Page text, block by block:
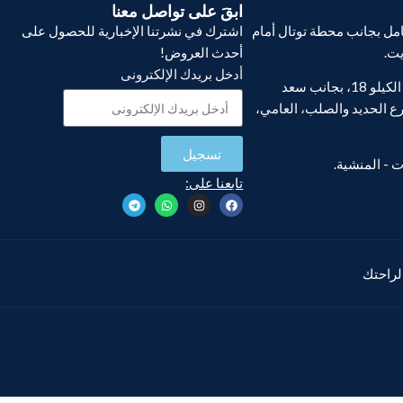
بجانب محطة توتال أمام
فرع أبو يوسف، الكيلو 18، بجانب سعد
الحديد والصلب، العامي،
ابقَ على تواصل معنا
اشترك في نشرتنا الإخبارية للحصول على
أحدث العروض!
أدخل بريدك الإلكترونى
تسجيل
تابعنا على: